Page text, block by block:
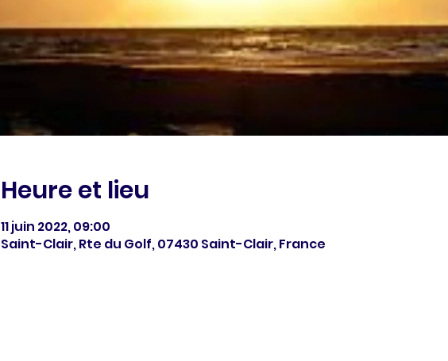
Heure et lieu
11 juin 2022, 09:00
Saint-Clair, Rte du Golf, 07430 Saint-Clair, France